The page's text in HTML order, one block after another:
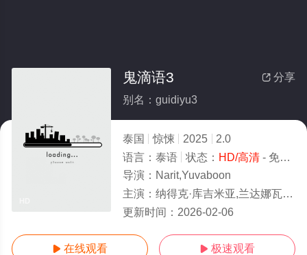
 分享
鬼滴语3
别名：guidiyu3
泰国 惊悚 2025
2.0
语言： 泰语 状态： HD/高清- 免费在线观看
导演： Narit,Yuvaboon
主演： 纳得克·库吉米亚,兰达娜瓦迪·望同,洁莉尔查·卡本,卡杰布泓迪缇特·珈迪,佩拉克里特·帕查拉布
更新时间： 2026-02-06
 在线观看  极速观看